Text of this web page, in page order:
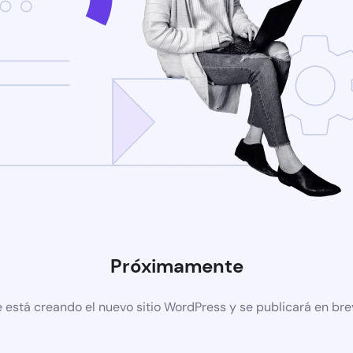
Próximamente
está creando el nuevo sitio WordPress y se publicará en